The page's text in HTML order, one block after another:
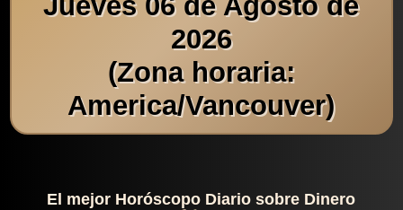
2026
(Zona horaria:
America/Vancouver)
El mejor Horóscopo Diario sobre Dinero